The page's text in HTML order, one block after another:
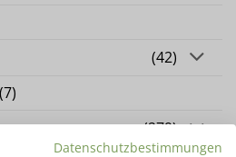
(42)
(7)
(279)
Datenschutzbestimmungen